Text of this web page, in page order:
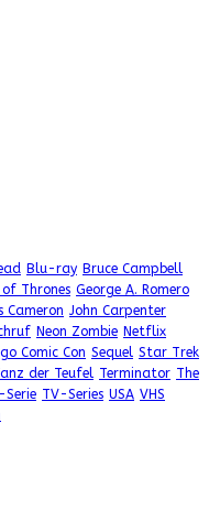
Blu-ray Bruce Campbell
Thrones George A. Romero
Cameron John Carpenter
Neon Zombie Netflix
Comic Con Sequel Star Trek
der Teufel Terminator The
Serie TV-Series USA VHS